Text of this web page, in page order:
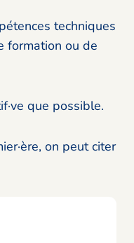
techniques
formation ou de
que possible.
on peut citer